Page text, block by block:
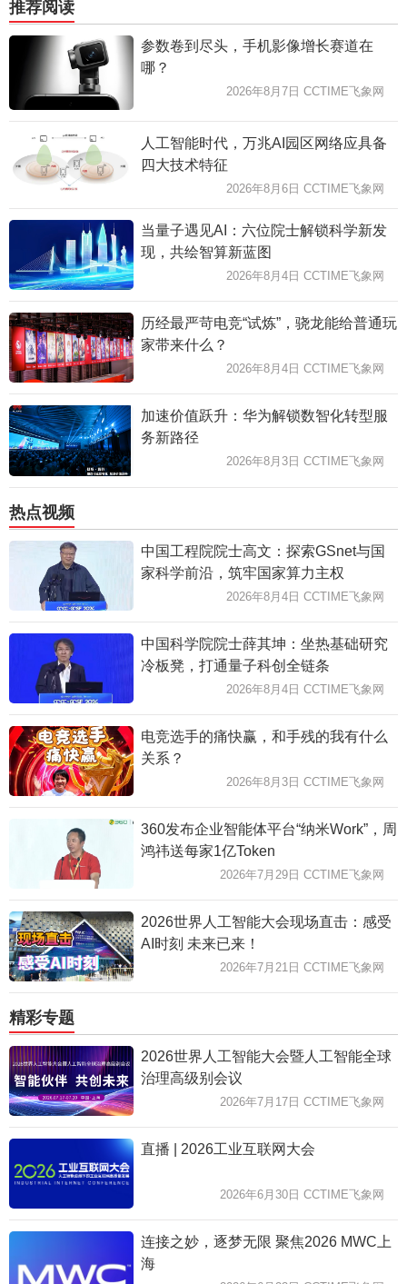
推荐阅读
参数卷到尽头，手机影像增长赛道在
哪？
2026年8月7日 CCTIME飞象网
人工智能时代，万兆AI园区网络应具备
四大技术特征
2026年8月6日 CCTIME飞象网
当量子遇见AI：六位院士解锁科学新发
现，共绘智算新蓝图
2026年8月4日 CCTIME飞象网
历经最严苛电竞“试炼”，骁龙能给普通玩
家带来什么？
2026年8月4日 CCTIME飞象网
加速价值跃升：华为解锁数智化转型服
务新路径
2026年8月3日 CCTIME飞象网
热点视频
中国工程院院士高文：探索GSnet与国
家科学前沿，筑牢国家算力主权
2026年8月4日 CCTIME飞象网
中国科学院院士薛其坤：坐热基础研究
冷板凳，打通量子科创全链条
2026年8月4日 CCTIME飞象网
电竞选手的痛快赢，和手残的我有什么
关系？
2026年8月3日 CCTIME飞象网
360发布企业智能体平台“纳米Work”，周
鸿祎送每家1亿Token
2026年7月29日 CCTIME飞象网
2026世界人工智能大会现场直击：感受
AI时刻 未来已来！
2026年7月21日 CCTIME飞象网
精彩专题
2026世界人工智能大会暨人工智能全球
治理高级别会议
2026年7月17日 CCTIME飞象网
直播 | 2026工业互联网大会
2026年6月30日 CCTIME飞象网
连接之妙，逐梦无限 聚焦2026 MWC上
海